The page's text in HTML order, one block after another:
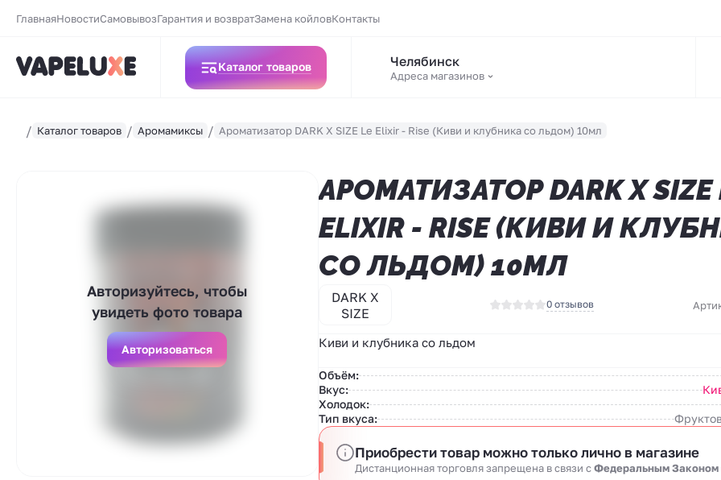
ГлавнаяНовостиСамовывозГарантия и возвратЗамена койловКонтакты
Каталог товаров Челябинск
Адреса магазинов
Каталог товаров Аромамиксы Ароматизатор DARK X SIZE Le Elixir - Rise (Киви и клубника со льдом) 10мл
Авторизуйтесь, чтобы
увидеть фото товара
Авторизоваться
АРОМАТИЗАТОР DARK X SIZE
ELIXIR - RISE (КИВИ И
СО ЛЬДОМ) 10МЛ
DARK X
SIZE
0 отзывов
Киви и клубника со льдом
Объём:
Вкус:
Холодок:
Тип вкуса:
Приобрести товар можно только лично в магазине
Дистанционная торговля запрещена в связи cФедеральным